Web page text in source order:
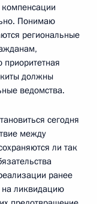
Понимаю
региональные
должны
ведомства.
сегодня
между
ли так
ранее
ликвидацию